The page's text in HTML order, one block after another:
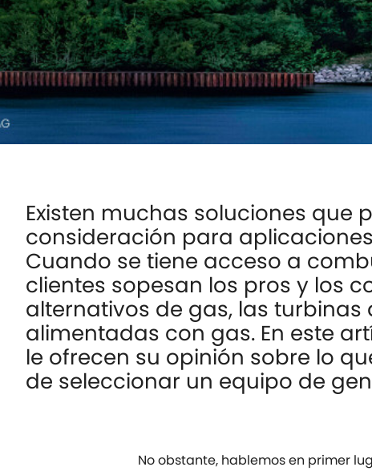
Existen muchas soluciones que
consideración para
Cuando se tiene acceso a
clientes sopesan los pros y los
alternativos de gas, las
alimentadas con gas. En este
le ofrecen su opinión sobre lo
de seleccionar un equipo de
No obstante, hablemos en primer